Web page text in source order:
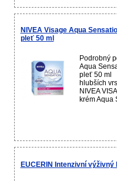
NIVEA Visage Aqua
pleť 50 ml
Podrobný
Aqua
pleť 50 ml
hlubších
NIVEA
krém Aqua
EUCERIN Intenzivní